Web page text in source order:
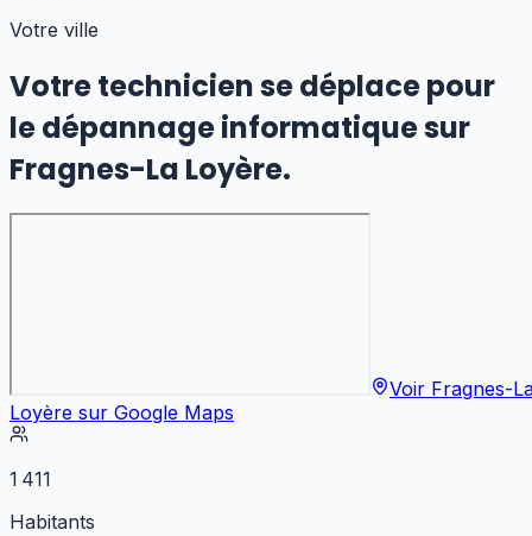
Votre ville
Votre technicien se déplace pour
le dépannage informatiquesur
Fragnes-La Loyère.
Voir Fragnes-
Loyère sur Google Maps
1 411
Habitants